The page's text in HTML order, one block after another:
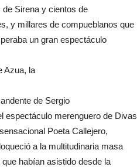
Sirena y cientos de
y millares de compueblanos que
un gran espectáculo
Azua, la
de Sergio
espectáculo merenguero de Divas
Poeta Callejero,
a la multitudinaria masa
habían asistido desde la